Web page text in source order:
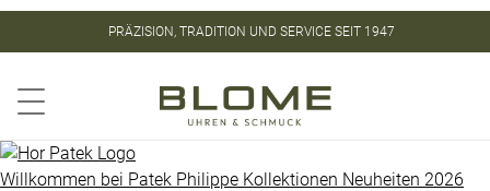
PRÄZISION, TRADITION UND SERVICE SEIT 1947
PATEK
Aquanaut
Willkommen bei Patek Philippe Kollektionen Neuheiten 2026